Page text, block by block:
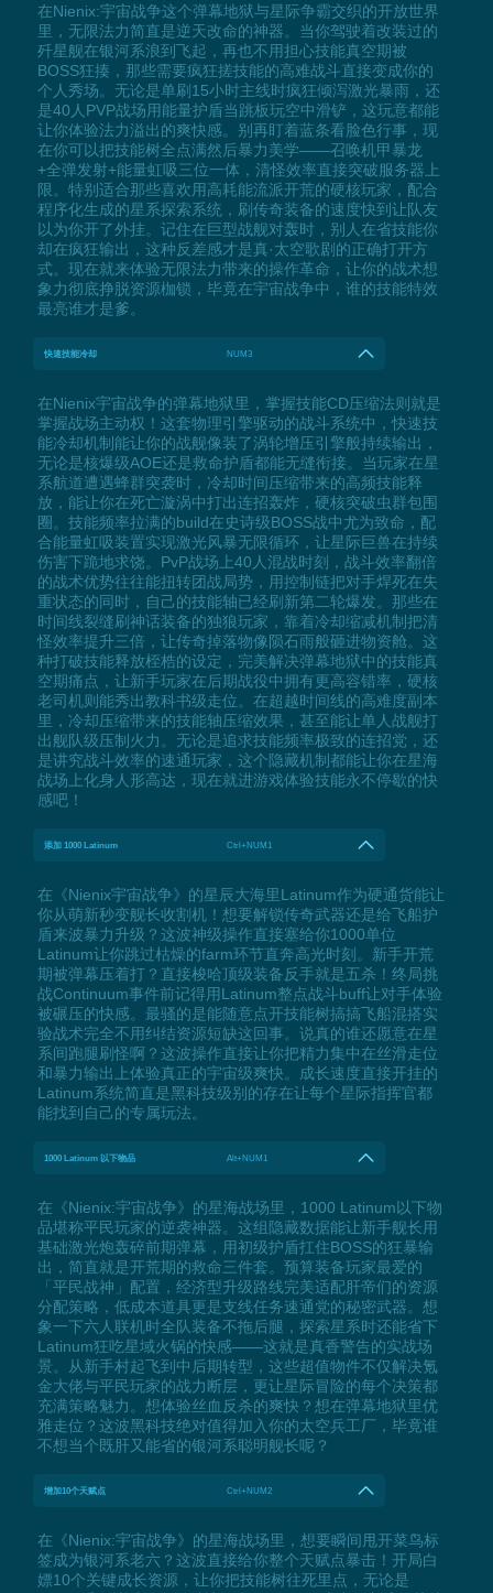
在Nienix:宇宙战争这个弹幕地狱与星际争霸交织的开放世界
里，无限法力简直是逆天改命的神器。当你驾驶着改装过的
歼星舰在银河系浪到飞起，再也不用担心技能真空期被
BOSS狂揍，那些需要疯狂搓技能的高难战斗直接变成你的
个人秀场。无论是单刷15小时主线时疯狂倾泻激光暴雨，还
是40人PVP战场用能量护盾当跳板玩空中滑铲，这玩意都能
让你体验法力溢出的爽快感。别再盯着蓝条看脸色行事，现
在你可以把技能树全点满然后暴力美学——召唤机甲暴龙
+全弹发射+能量虹吸三位一体，清怪效率直接突破服务器上
限。特别适合那些喜欢用高耗能流派开荒的硬核玩家，配合
程序化生成的星系探索系统，刷传奇装备的速度快到让队友
以为你开了外挂。记住在巨型战舰对轰时，别人在省技能你
却在疯狂输出，这种反差感才是真·太空歌剧的正确打开方
式。现在就来体验无限法力带来的操作革命，让你的战术想
象力彻底挣脱资源枷锁，毕竟在宇宙战争中，谁的技能特效
最亮谁才是爹。
快速技能冷却 NUM3
在Nienix宇宙战争的弹幕地狱里，掌握技能CD压缩法则就是
掌握战场主动权！这套物理引擎驱动的战斗系统中，快速技
能冷却机制能让你的战舰像装了涡轮增压引擎般持续输出，
无论是核爆级AOE还是救命护盾都能无缝衔接。当玩家在星
系航道遭遇蜂群突袭时，冷却时间压缩带来的高频技能释
放，能让你在死亡漩涡中打出连招轰炸，硬核突破虫群包围
圈。技能频率拉满的build在史诗级BOSS战中尤为致命，配
合能量虹吸装置实现激光风暴无限循环，让星际巨兽在持续
伤害下跪地求饶。PvP战场上40人混战时刻，战斗效率翻倍
的战术优势往往能扭转团战局势，用控制链把对手焊死在失
重状态的同时，自己的技能轴已经刷新第二轮爆发。那些在
时间线裂缝刷神话装备的独狼玩家，靠着冷却缩减机制把清
怪效率提升三倍，让传奇掉落物像陨石雨般砸进物资舱。这
种打破技能释放桎梏的设定，完美解决弹幕地狱中的技能真
空期痛点，让新手玩家在后期战役中拥有更高容错率，硬核
老司机则能秀出教科书级走位。在超越时间线的高难度副本
里，冷却压缩带来的技能轴压缩效果，甚至能让单人战舰打
出舰队级压制火力。无论是追求技能频率极致的连招党，还
是讲究战斗效率的速通玩家，这个隐藏机制都能让你在星海
战场上化身人形高达，现在就进游戏体验技能永不停歇的快
感吧！
添加 1000 Latinum Ctrl+NUM1
在《Nienix宇宙战争》的星辰大海里Latinum作为硬通货能让
你从萌新秒变舰长收割机！想要解锁传奇武器还是给飞船护
盾来波暴力升级？这波神级操作直接塞给你1000单位
Latinum让你跳过枯燥的farm环节直奔高光时刻。新手开荒
期被弹幕压着打？直接梭哈顶级装备反手就是五杀！终局挑
战Continuum事件前记得用Latinum整点战斗buff让对手体验
被碾压的快感。最骚的是能随意点开技能树搞搞飞船混搭实
验战术完全不用纠结资源短缺这回事。说真的谁还愿意在星
系间跑腿刷怪啊？这波操作直接让你把精力集中在丝滑走位
和暴力输出上体验真正的宇宙级爽快。成长速度直接开挂的
Latinum系统简直是黑科技级别的存在让每个星际指挥官都
能找到自己的专属玩法。
1000 Latinum 以下物品 Alt+NUM1
在《Nienix:宇宙战争》的星海战场里，1000 Latinum以下物
品堪称平民玩家的逆袭神器。这组隐藏数据能让新手舰长用
基础激光炮轰碎前期弹幕，用初级护盾扛住BOSS的狂暴输
出，简直就是开荒期的救命三件套。预算装备玩家最爱的
「平民战神」配置，经济型升级路线完美适配肝帝们的资源
分配策略，低成本道具更是支线任务速通党的秘密武器。想
象一下六人联机时全队装备不拖后腿，探索星系时还能省下
Latinum狂吃星域火锅的快感——这就是真香警告的实战场
景。从新手村起飞到中后期转型，这些超值物件不仅解决氪
金大佬与平民玩家的战力断层，更让星际冒险的每个决策都
充满策略魅力。想体验丝血反杀的爽快？想在弹幕地狱里优
雅走位？这波黑科技绝对值得加入你的太空兵工厂，毕竟谁
不想当个既肝又能省的银河系聪明舰长呢？
增加10个天赋点 Ctrl+NUM2
在《Nienix:宇宙战争》的星海战场里，想要瞬间甩开菜鸟标
签成为银河系老六？这波直接给你整个天赋点暴击！开局白
嫖10个关键成长资源，让你把技能树往死里点，无论是